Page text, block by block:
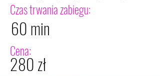
Czas trwania zabiegu:
60 min
Cena:
280 zł